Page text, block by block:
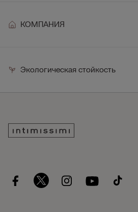
КОМПАНИЯ
Экологическая стойкость